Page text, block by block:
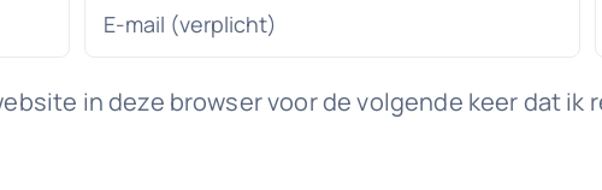
in deze browser voor de volgende keer dat ik